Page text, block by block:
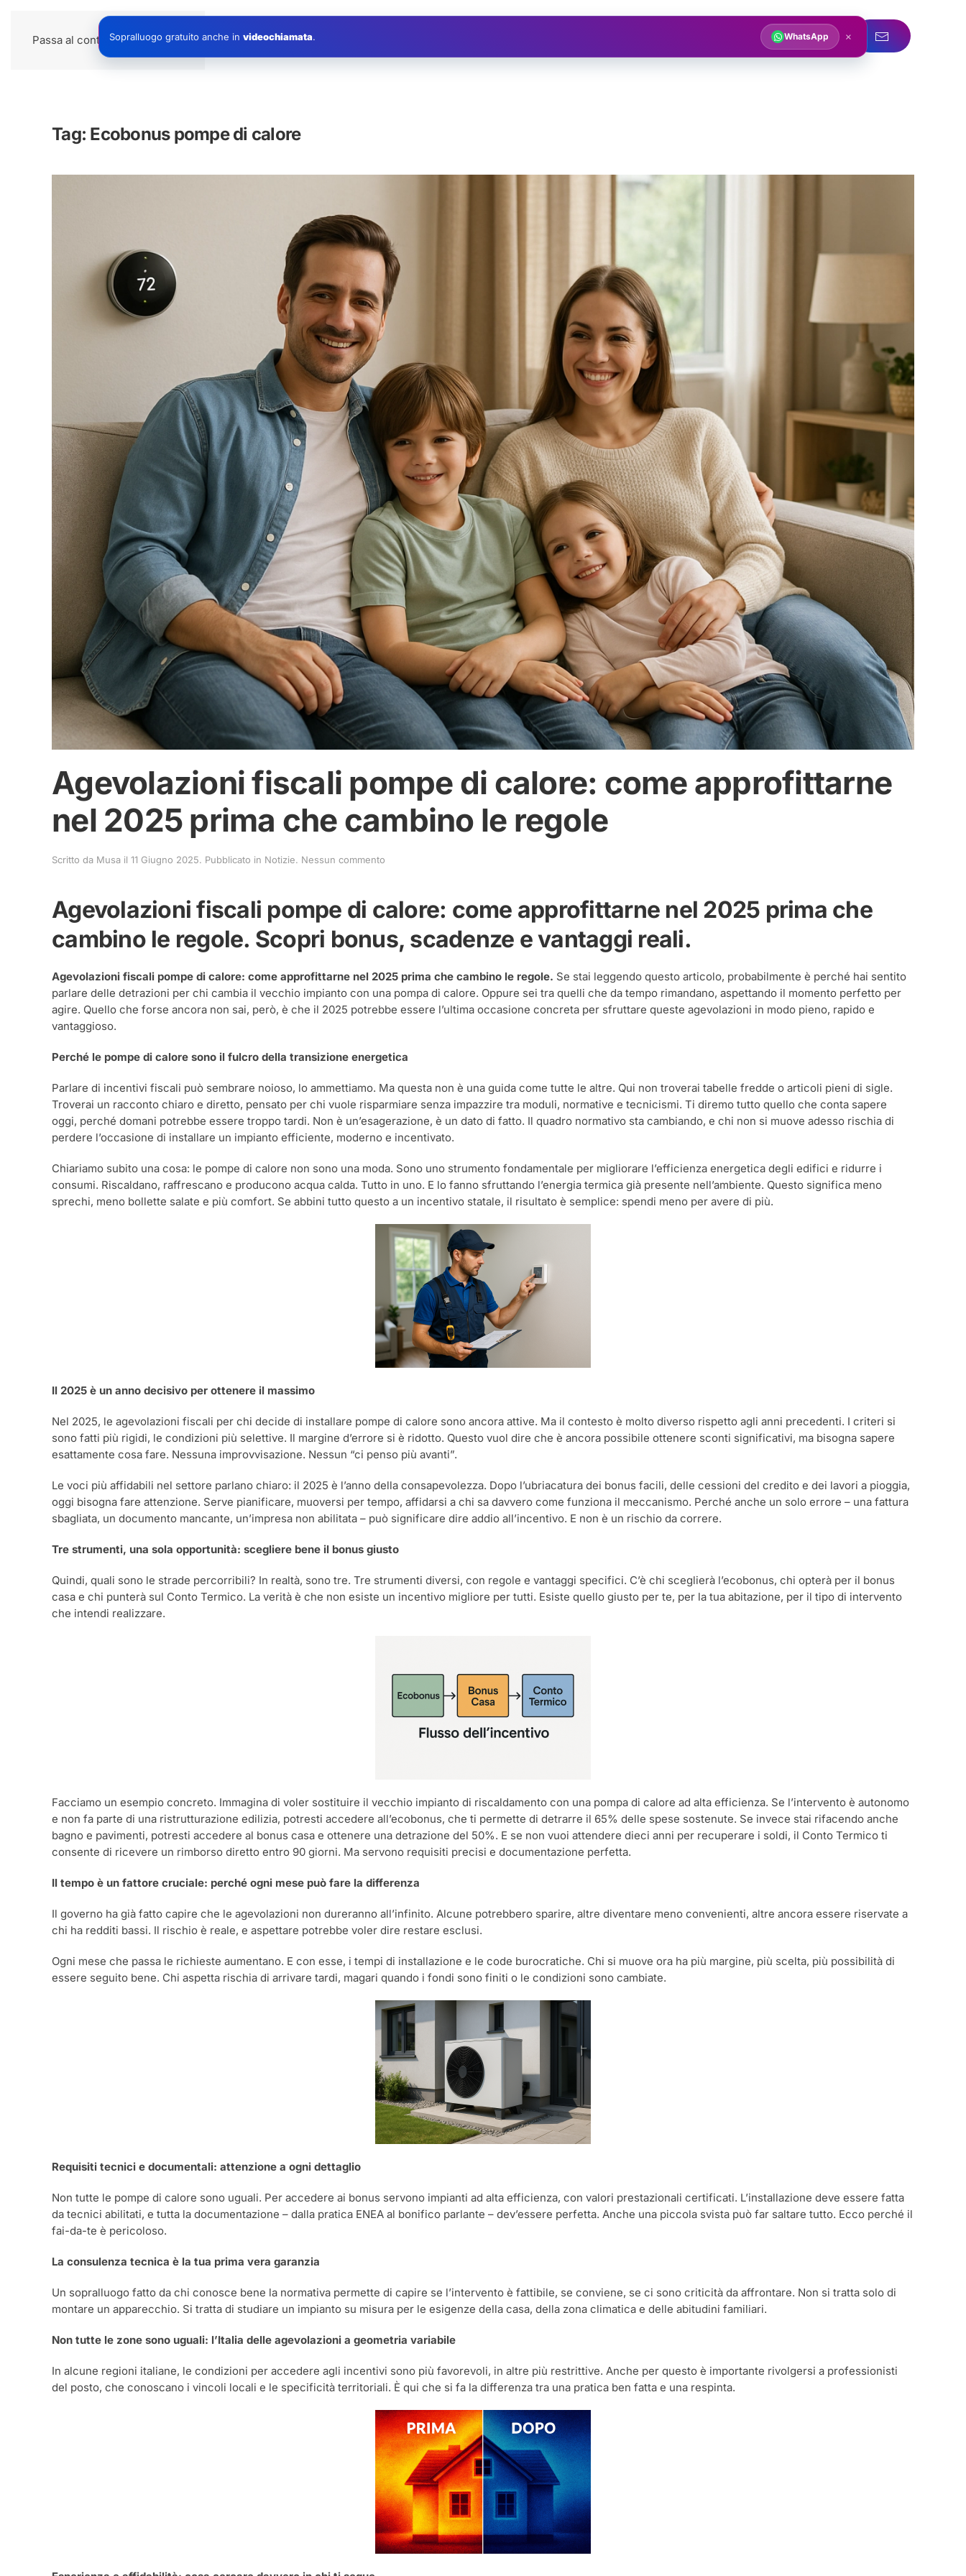
Passa al contenuto principale Impianti Servizi idraulici
Tag: Ecobonus pompe di calore
Agevolazioni fiscali pompe di calore: come approfittarne
nel 2025 prima che cambino le regole
Scritto da Musa il 11 Giugno 2025. Pubblicato in Notizie. Nessun commento
pompe
di
come
approfittarne
2025
prima
che
cambino
Agevolazioni fiscali pompe di calore: come approfittarne nel 2025 prima che
cambino le regole. Scopri bonus, scadenze e vantaggi reali.
Agevolazioni fiscali pompe di calore: come approfittarne nel 2025 prima che cambino le regole. Se stai leggendo questo articolo, probabilmente è perché hai sentito
parlare delle detrazioni per chi cambia il vecchio impianto con una pompa di calore. Oppure sei tra quelli che da tempo rimandano, aspettando il momento perfetto per
agire. Quello che forse ancora non sai, però, è che il 2025 potrebbe essere l’ultima occasione concreta per sfruttare queste agevolazioni in modo pieno, rapido e
vantaggioso.
Perché le pompe di calore sono il fulcro della transizione energetica
Parlare di incentivi fiscali può sembrare noioso, lo ammettiamo. Ma questa non è una guida come tutte le altre. Qui non troverai tabelle fredde o articoli pieni di sigle.
Troverai un racconto chiaro e diretto, pensato per chi vuole risparmiare senza impazzire tra moduli, normative e tecnicismi. Ti diremo tutto quello che conta sapere
oggi, perché domani potrebbe essere troppo tardi. Non è un’esagerazione, è un dato di fatto. Il quadro normativo sta cambiando, e chi non si muove adesso rischia di
perdere l’occasione di installare un impianto efficiente, moderno e incentivato.
Chiariamo subito una cosa: le pompe di calore non sono una moda. Sono uno strumento fondamentale per migliorare l’efficienza energetica degli edifici e ridurre i
consumi. Riscaldano, raffrescano e producono acqua calda. Tutto in uno. E lo fanno sfruttando l’energia termica già presente nell’ambiente. Questo significa meno
sprechi, meno bollette salate e più comfort. Se abbini tutto questo a un incentivo statale, il risultato è semplice: spendi meno per avere di più.
Il 2025 è un anno decisivo per ottenere il massimo
Nel 2025, le agevolazioni fiscali per chi decide di installare pompe di calore sono ancora attive. Ma il contesto è molto diverso rispetto agli anni precedenti. I criteri si
sono fatti più rigidi, le condizioni più selettive. Il margine d’errore si è ridotto. Questo vuol dire che è ancora possibile ottenere sconti significativi, ma bisogna sapere
esattamente cosa fare. Nessuna improvvisazione. Nessun “ci penso più avanti”.
Le voci più affidabili nel settore parlano chiaro: il 2025 è l’anno della consapevolezza. Dopo l’ubriacatura dei bonus facili, delle cessioni del credito e dei lavori a pioggia,
oggi bisogna fare attenzione. Serve pianificare, muoversi per tempo, affidarsi a chi sa davvero come funziona il meccanismo. Perché anche un solo errore – una fattura
sbagliata, un documento mancante, un’impresa non abilitata – può significare dire addio all’incentivo. E non è un rischio da correre.
Tre strumenti, una sola opportunità: scegliere bene il bonus giusto
Quindi, quali sono le strade percorribili? In realtà, sono tre. Tre strumenti diversi, con regole e vantaggi specifici. C’è chi sceglierà l’ecobonus, chi opterà per il bonus
casa e chi punterà sul Conto Termico. La verità è che non esiste un incentivo migliore per tutti. Esiste quello giusto per te, per la tua abitazione, per il tipo di intervento
che intendi realizzare.
Facciamo un esempio concreto. Immagina di voler sostituire il vecchio impianto di riscaldamento con una pompa di calore ad alta efficienza. Se l’intervento è autonomo
e non fa parte di una ristrutturazione edilizia, potresti accedere all’ecobonus, che ti permette di detrarre il 65% delle spese sostenute. Se invece stai rifacendo anche
bagno e pavimenti, potresti accedere al bonus casa e ottenere una detrazione del 50%. E se non vuoi attendere dieci anni per recuperare i soldi, il Conto Termico ti
consente di ricevere un rimborso diretto entro 90 giorni. Ma servono requisiti precisi e documentazione perfetta.
Il tempo è un fattore cruciale: perché ogni mese può fare la differenza
Il governo ha già fatto capire che le agevolazioni non dureranno all’infinito. Alcune potrebbero sparire, altre diventare meno convenienti, altre ancora essere riservate a
chi ha redditi bassi. Il rischio è reale, e aspettare potrebbe voler dire restare esclusi.
Ogni mese che passa le richieste aumentano. E con esse, i tempi di installazione e le code burocratiche. Chi si muove ora ha più margine, più scelta, più possibilità di
essere seguito bene. Chi aspetta rischia di arrivare tardi, magari quando i fondi sono finiti o le condizioni sono cambiate.
Requisiti tecnici e documentali: attenzione a ogni dettaglio
Non tutte le pompe di calore sono uguali. Per accedere ai bonus servono impianti ad alta efficienza, con valori prestazionali certificati. L’installazione deve essere fatta
da tecnici abilitati, e tutta la documentazione – dalla pratica ENEA al bonifico parlante – dev’essere perfetta. Anche una piccola svista può far saltare tutto. Ecco perché il
fai-da-te è pericoloso.
La consulenza tecnica è la tua prima vera garanzia
Un sopralluogo fatto da chi conosce bene la normativa permette di capire se l’intervento è fattibile, se conviene, se ci sono criticità da affrontare. Non si tratta solo di
montare un apparecchio. Si tratta di studiare un impianto su misura per le esigenze della casa, della zona climatica e delle abitudini familiari.
Non tutte le zone sono uguali: l’Italia delle agevolazioni a geometria variabile
In alcune regioni italiane, le condizioni per accedere agli incentivi sono più favorevoli, in altre più restrittive. Anche per questo è importante rivolgersi a professionisti
del posto, che conoscano i vincoli locali e le specificità territoriali. È qui che si fa la differenza tra una pratica ben fatta e una respinta.
Sopralluogo gratuito anche in videochiamata. WhatsApp ×